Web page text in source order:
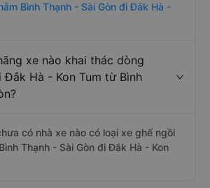
Bình Thạnh - Sài Gòn đi Đắk Hà -
xe nào khai thác dòng
Hà - Kon Tum từ Bình
có nhà xe nào có loại xe ghế ngồi
Thạnh - Sài Gòn đi Đắk Hà - Kon